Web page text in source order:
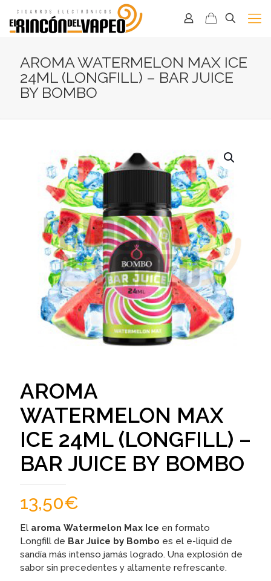
AROMA WATERMELON MAX ICE
24ML (LONGFILL) – BAR JUICE
BY BOMBO
AROMA
WATERMELON MAX
ICE 24ML (LONGFILL) –
BAR JUICE BY BOMBO
13,50€
El aroma Watermelon Max Ice en formato
Longfill de Bar Juice by Bombo es el e-liquid de
sandía más intenso jamás logrado. Una explosión de
sabor sin precedentes y altamente refrescante.